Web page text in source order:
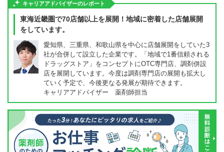
キャリアアドバイザーのレポート
東海近畿圏で70店舗以上を展開！地域に密着した店舗展開
をしています。
愛知県、三重県、和歌山県を中心に店舗展開をしていた3
社が合併して設立した企業です。「地域で1番信頼される
ドラッグストア」をコンセプトにOTC専門店、調剤併設
店を展開しています。今度は調剤専門店の展開も拡大し
ていく予定で、今後更なる発展が期待できます。
キャリアアドバイザー 薬剤師担当